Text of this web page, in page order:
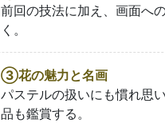
前回の技法に加え、画面へ
く。
③花の魅力と名画
パステルの扱いにも慣れ思
品も鑑賞する。